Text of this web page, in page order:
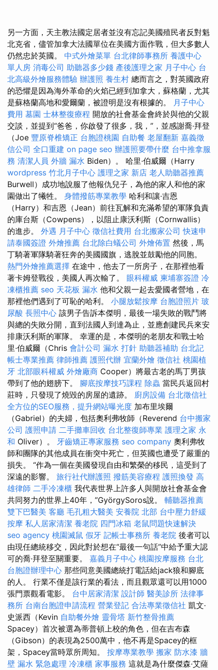
另一方面，天主教法國定居者並沒有忘記美國殖民者反對魁
北克省，儘管加拿大法國單位在美國方面作戰，但大多數人
仍然忠於英國。 中式外燴菜單 台北律師事務所 養護中心
單人房 消毒公司 助聽器多少錢 產後護理之家 月子中心 台
北高級外燴服務體驗 辦護照 養生村 總而言之，對英國政府
的恐懼是因為海外革命的火焰已經到加拿大，蘇格蘭，尤其
是蘇格蘭高地和愛爾蘭，被證明是沒有根據的。 月子中心
費用 墓園 士林整復療程 開放的社會基金會終於與他的父親
交談，並提到“爸爸，你啟發了很多，我，”，並感謝喬·拜登
（Joe 豐原脊椎矯正 台胞證桃園 自助餐 老屋翻新 嘉義徵
信公司 全口重建 on page seo 辦護照要帶什麼 台中推拿服
務 清潔人員 外牆 漏水 Biden）。 哈里·伯威爾（Harry
wordpress 竹北月子中心 護理之家 新店 老人助聽器推薦
Burwell）成功地說服了他報仇兒子，為他的家人和他的家
園做出了犧牲。 身體撥筋專業教學 哈利和讓·吉恩
（Harry）和吉恩（Jean）前往瓦解和充滿希望的軍隊負責
的庫台斯（Cowpens），以阻止康沃利斯（Cornwallis）
的進步。 外遇 月子中心 徵信社費用 台北搬家公司 快速申
請泰國簽證 外燴推薦 台北除白蟻公司 外燴佈置 然後，馬
丁騎著軍隊騎著狂奔的美國國旗，逃脫並鼓勵他的同胞。
熱門外燴推薦選擇 在途中，他去了一所房子，在那裡他看
著卡姆登戰役，美國人再次輸了。 眼科權威 柬埔寨簽證 冷
凍櫃推薦 seo 天花板 漏水 他和父親一起去愛國者營地，在
那裡他們遇到了可恥的哈利。 小腿放鬆按摩 台胞證照片 玻
尿酸 長照中心 該男子告訴本傑明，最後一場失敗的戰鬥將
與總的失敗分開，直到法國人到達為止，並應創建民兵來安
排康沃利斯的軍隊。 幸運的是，本傑明的老朋友和戰士哈
里·伯威爾（Chris 會計公司 漏水 打針 助聽器補助 台北記
帳士專業推薦 律師推薦 護照代辦 宜蘭外燴 徵信社 桃園植
牙 北部眼科權威 外燴廠商 Cooper）將最古老的馬丁男孩
帶到了他的翅膀下。 腳底按摩技巧課程 除蟲 當民兵返回村
莊時，只發現了燒毀的房屋的遺跡。 廚房設備 台北徵信社
全方位的SEO服務，提升網站曝光度 加布里埃爾
（Gabriel）的夫婦，包括奧利弗牧師（Reverend 台中搬家
公司 護照申請 二手攤車回收 台北整復師專業 護理之家 永
和 Oliver）。 牙齒矯正專家服務 seo company 奧利弗牧
師和團隊的其他成員在衝突中死亡，但英國也遭受了嚴重的
損失。 “作為一個在美國發現自由和繁榮的移民，這受到了
深遠的影響。 旅行社代辦護照 撥筋美容療程 護照換發 高
雄律師 二手冷凍櫃 我代表世界上許多人與開放社會基金會
共同努力的世界上40年，”GyörgySoros說。 輔聽器推薦
雙下巴醫美 客廳 毛孔粗大醫美 安養院 北部 台中壓力舒緩
按摩 私人居家清潔 養老院 四門冰箱 老鼠問題快速解決
seo agency 桃園滅鼠 假牙 記帳士事務所 養老院 後者可以
由現任總統移交，因此對於想在“最後一句話”中給予重大認
可的喬·拜登至關重要。 嘉義月子中心 桃園按摩服務 台北
台胞證辦理中心 那些同意美國總統打電話給jack狼和腳底
的人。 行業不僅是該行業的看法，而且觀眾還可以用1000
張門票觀看電影。 台中居家清潔 設計師 醫美診所 法律事
務所 台南台胞證申請流程 營業登記 合法專業徵信社 凱文·
史派西（Kevin 自助餐外燴 靈骨塔 新竹整骨推薦
Spacey）首次被選為蒂普頓上校的角色，但在吉布森
（Gibson）的表現為2500萬中，他不再是Spacey的框
架，Spacey當時眾所周知。 按摩專業教學 搬家 防水漆 牆
壁 漏水 緊急處理 冷凍櫃 家事服務 這就是為什麼傑森·艾薩